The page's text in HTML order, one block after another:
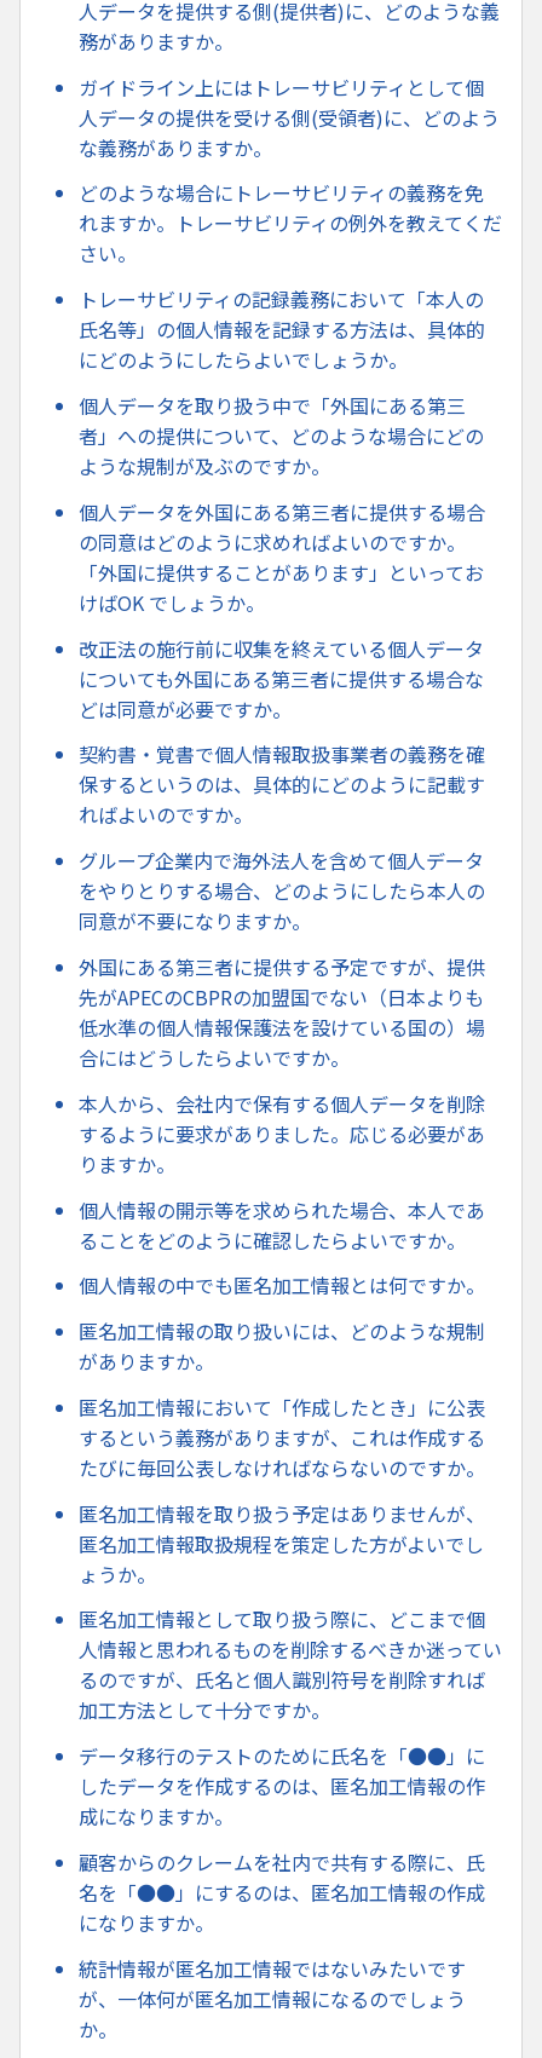
人データを提供する側(提供者)に、どのような義
務がありますか。
ガイドライン上にはトレーサビリティとして個
人データの提供を受ける側(受領者)に、どのよう
な義務がありますか。
どのような場合にトレーサビリティの義務を免
れますか。トレーサビリティの例外を教えてくだ
さい。
トレーサビリティの記録義務において「本人の
氏名等」の個人情報を記録する方法は、具体的
にどのようにしたらよいでしょうか。
個人データを取り扱う中で「外国にある第三
者」への提供について、どのような場合にどの
ような規制が及ぶのですか。
個人データを外国にある第三者に提供する場合
の同意はどのように求めればよいのですか。
「外国に提供することがあります」といってお
けばOK でしょうか。
改正法の施行前に収集を終えている個人データ
についても外国にある第三者に提供する場合な
どは同意が必要ですか。
契約書・覚書で個人情報取扱事業者の義務を確
保するというのは、具体的にどのように記載す
ればよいのですか。
グループ企業内で海外法人を含めて個人データ
をやりとりする場合、どのようにしたら本人の
同意が不要になりますか。
外国にある第三者に提供する予定ですが、提供
先がAPECのCBPRの加盟国でない（日本よりも
低水準の個人情報保護法を設けている国の）場
合にはどうしたらよいですか。
本人から、会社内で保有する個人データを削除
するように要求がありました。応じる必要があ
りますか。
個人情報の開示等を求められた場合、本人であ
ることをどのように確認したらよいですか。
個人情報の中でも匿名加工情報とは何ですか。
匿名加工情報の取り扱いには、どのような規制
がありますか。
匿名加工情報において「作成したとき」に公表
するという義務がありますが、これは作成する
たびに毎回公表しなければならないのですか。
匿名加工情報を取り扱う予定はありませんが、
匿名加工情報取扱規程を策定した方がよいでし
ょうか。
匿名加工情報として取り扱う際に、どこまで個
人情報と思われるものを削除するべきか迷ってい
るのですが、氏名と個人識別符号を削除すれば
加工方法として十分ですか。
データ移行のテストのために氏名を「●●」に
したデータを作成するのは、匿名加工情報の作
成になりますか。
顧客からのクレームを社内で共有する際に、氏
名を「●●」にするのは、匿名加工情報の作成
になりますか。
統計情報が匿名加工情報ではないみたいです
が、一体何が匿名加工情報になるのでしょう
か。